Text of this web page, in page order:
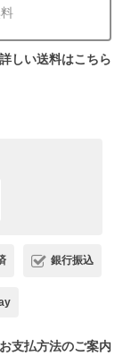
です。まん丸では
またご縁が
お待ちしてお
詳しい送料はこちら
銀行振込
支払方法のご案内